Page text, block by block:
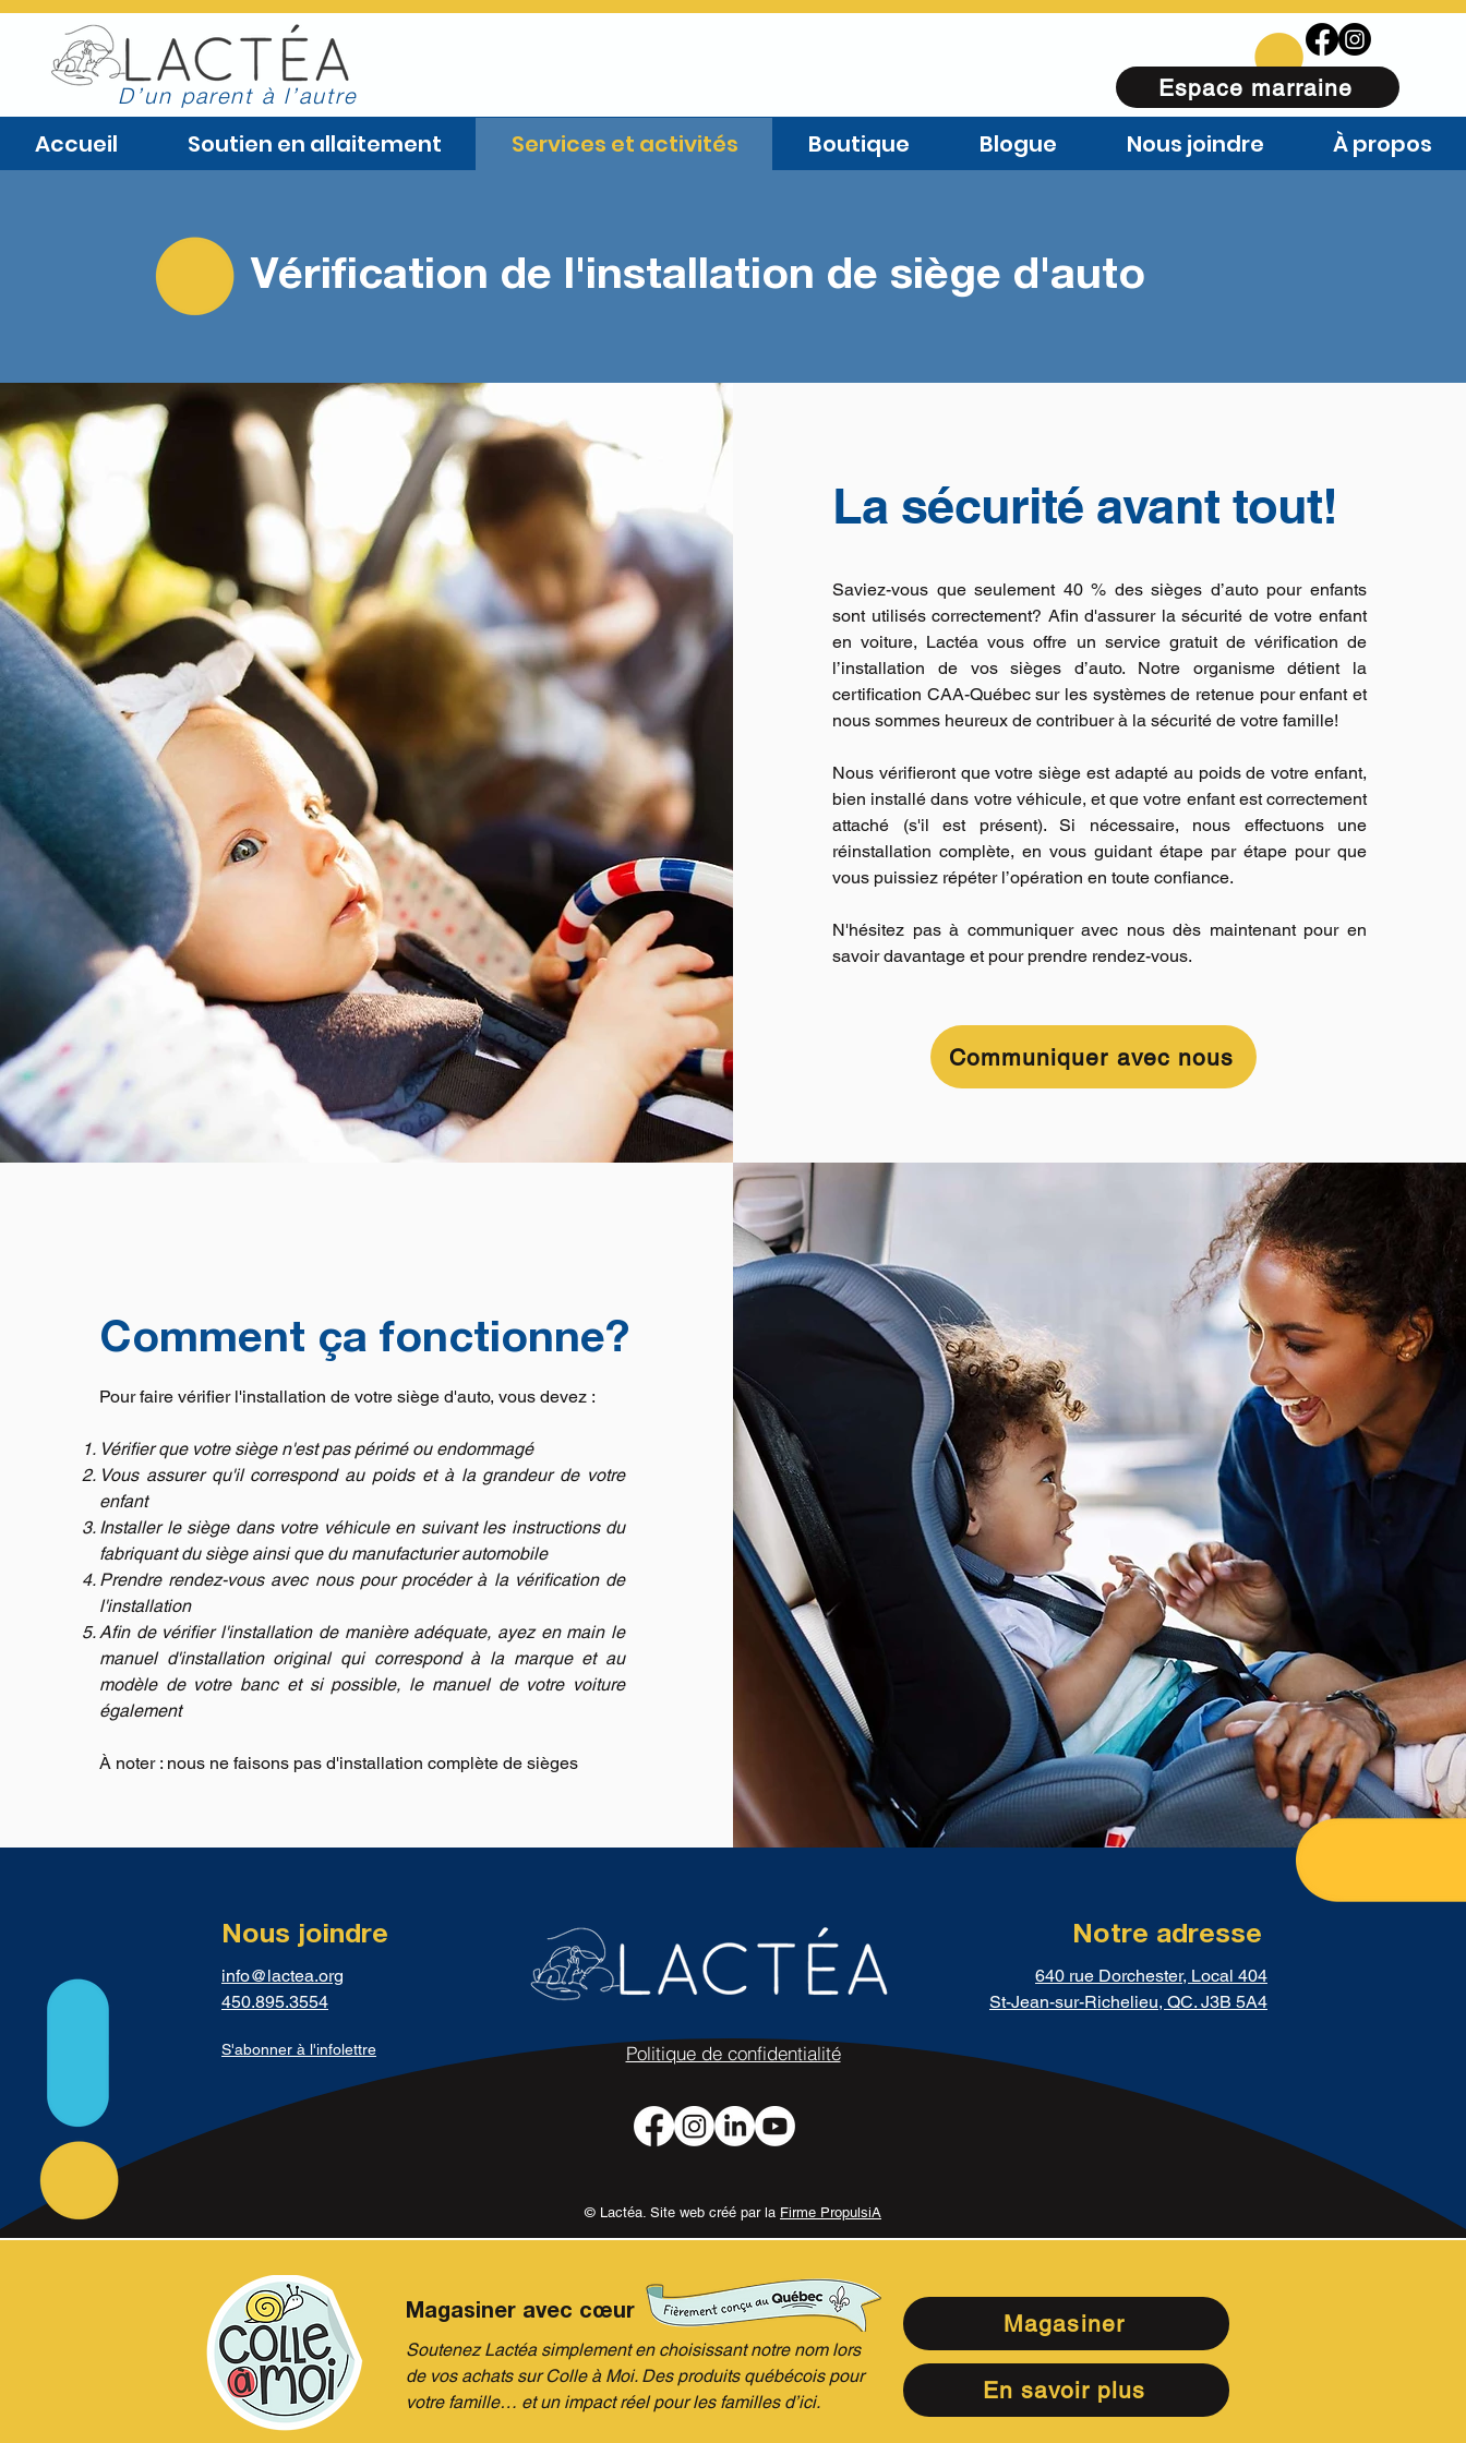
D’un parent à l’autre Espace marraine
Accueil Soutien en allaitement Services et activités Boutique Blogue Nous joindre À propos
Vérification de l'installation de siège d'auto
La sécurité avant tout!
Saviez-vous que seulement 40 % des sièges d’auto pour enfants
sont utilisés correctement? Afin d'assurer la sécurité de votre enfant
en voiture, Lactéa vous offre un service gratuit de vérification de
l’installation de vos sièges d’auto. Notre organisme détient la
certification CAA-Québec sur les systèmes de retenue pour enfant et
nous sommes heureux de contribuer à la sécurité de votre famille!
Nous vérifieront que votre siège est adapté au poids de votre enfant,
bien installé dans votre véhicule, et que votre enfant est correctement
attaché (s'il est présent). Si nécessaire, nous effectuons une
réinstallation complète, en vous guidant étape par étape pour que
vous puissiez répéter l’opération en toute confiance.
N'hésitez pas à communiquer avec nous dès maintenant pour en
savoir davantage et pour prendre rendez-vous.
Communiquer avec nous
Comment ça fonctionne?
Pour faire vérifier l'installation de votre siège d'auto, vous devez :
Vérifier que votre siège n'est pas périmé ou endommagé
Vous assurer qu'il correspond au poids et à la grandeur de votre
enfant
Installer le siège dans votre véhicule en suivant les instructions du
fabriquant du siège ainsi que du manufacturier automobile
Prendre rendez-vous avec nous pour procéder à la vérification de
l'installation
Afin de vérifier l'installation de manière adéquate, ayez en main le
manuel d'installation original qui correspond à la marque et au
modèle de votre banc et si possible, le manuel de votre voiture
également
À noter : nous ne faisons pas d'installation complète de sièges
Nous joindre
info@lactea.org
450.895.3554
Notre adresse
640 rue Dorchester, Local 404
St-Jean-sur-Richelieu, QC. J3B 5A4
S'abonner à l'infolettre Politique de confidentialité
© Lactéa. Site web créé par la Firme PropulsiA
Magasiner avec cœur
Soutenez Lactéa simplement en choisissant notre nom lors
de vos achats sur Colle à Moi. Des produits québécois pour
votre famille… et un impact réel pour les familles d’ici.
Magasiner
En savoir plus